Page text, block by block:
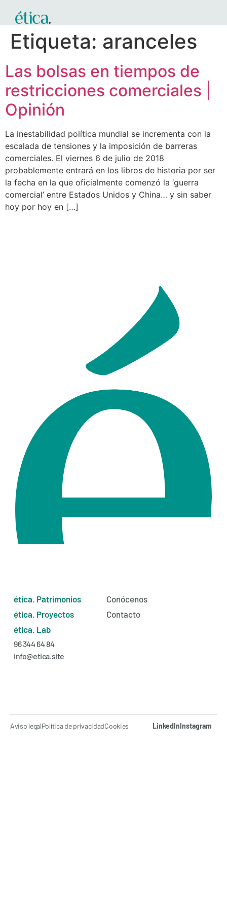
Etiqueta: aranceles
Las bolsas en tiempos de
restricciones comerciales |
Opinión
La inestabilidad política mundial se incrementa con la
escalada de tensiones y la imposición de barreras
comerciales. El viernes 6 de julio de 2018
probablemente entrará en los libros de historia por ser
la fecha en la que oficialmente comenzó la ‘guerra
comercial’ entre Estados Unidos y China… y sin saber
hoy por hoy en […]
ética. Patrimonios
ética. Proyectos
ética. Lab
Conócenos
Contacto
96 344 64 84
info@etica.site
Aviso legalPolítica de privacidadCookies LinkedInInstagram